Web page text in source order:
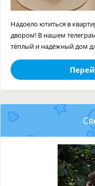
Надоело ютиться в
двором! В нашем
тёплый и надёжный дом